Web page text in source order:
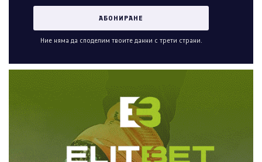
Ние няма да споделим твоите данни с трети страни.